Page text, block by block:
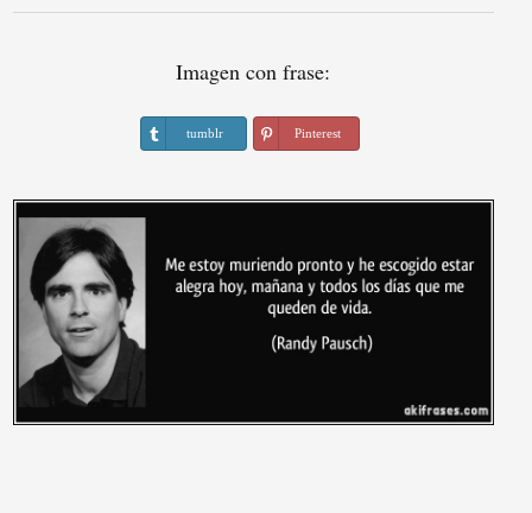
Imagen con frase:
tumblr Pinterest